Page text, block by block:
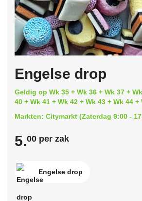
Engelse drop
Geldig op Wk 35 + Wk 36 + Wk 37 +
40 + Wk 41 + Wk 42 + Wk 43 + Wk 44 +
Markten: Citymarkt (Zaterdag 9:00 -
5.00 per zak
Engelse drop